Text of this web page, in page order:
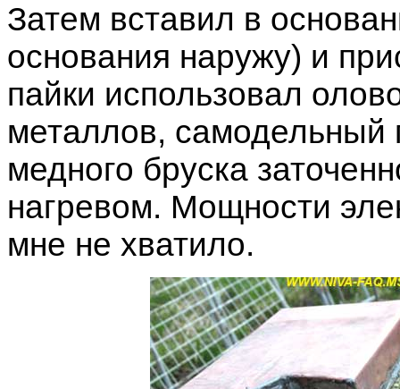
Затем вставил в
основания наружу) и
пайки использовал
металлов, самодельный
медного бруска
нагревом. Мощности
мне не хватило.